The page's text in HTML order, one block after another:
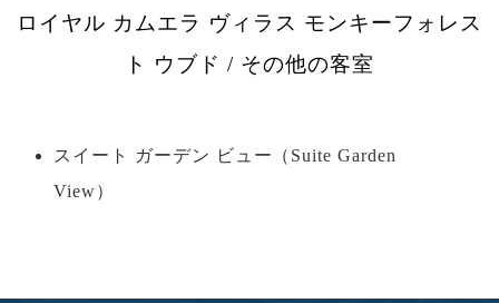
ロイヤル カムエラ ヴィラス モンキーフォレス
ト ウブド / その他の客室
スイート ガーデン ビュー（Suite Garden
View）